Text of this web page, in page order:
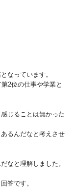
なっています。
2位の仕事や学業と
じることは無かった
るんだなと考えさせ
なと理解しました。
答です。